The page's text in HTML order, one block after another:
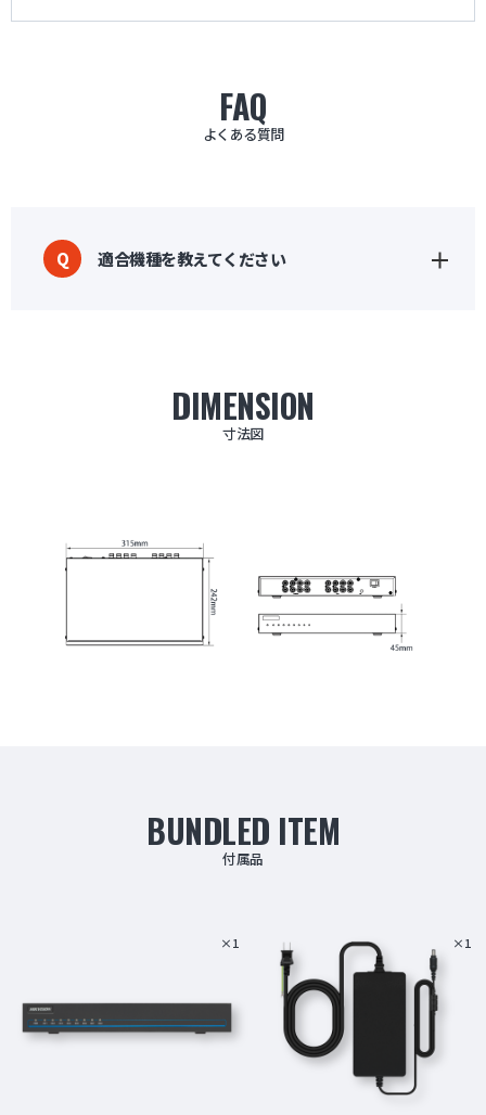
FAQ
よくある質問
Q 適合機種を教えてください
DIMENSION
寸法図
BUNDLED ITEM
付属品
×1 ×1